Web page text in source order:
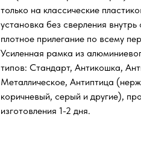
только на классические
установка без сверления
плотное прилегание по всему
Усиленная рамка из
типов: Стандарт, Антикошка,
Металлическое, Антиптица
коричневый, серый и другие),
изготовления 1-2 дня.